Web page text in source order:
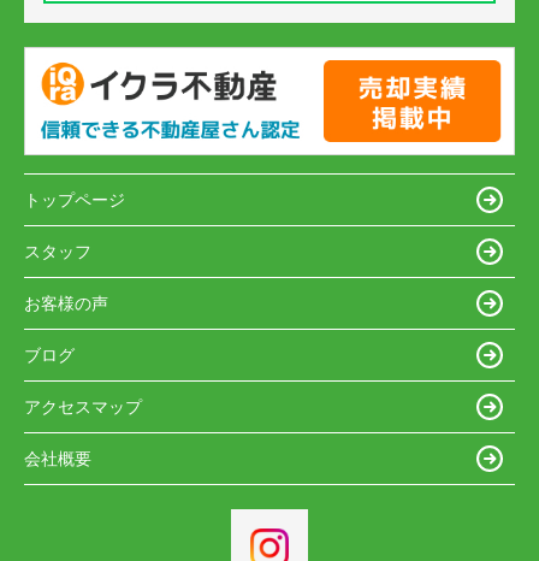
トップページ
スタッフ
お客様の声
ブログ
アクセスマップ
会社概要